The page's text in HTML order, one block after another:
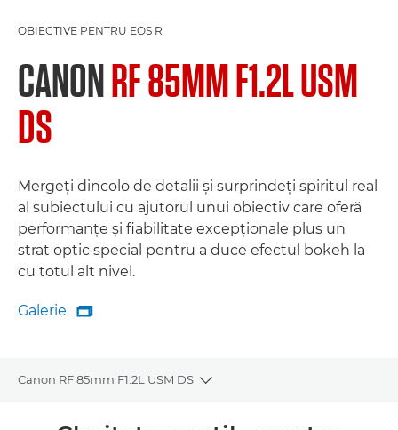
OBIECTIVE PENTRU EOS R
CANONRF 85MM F1.2L USM
DS
Mergeţi dincolo de detalii şi surprindeţi spiritul real
al subiectului cu ajutorul unui obiectiv care oferă
performanţe şi fiabilitate excepţionale plus un
strat optic special pentru a duce efectul bokeh la
cu totul alt nivel.
Galerie
Galerie

Canon RF 85mm F1.2L USM DS
Toggle breadcrumbs
Prezentare generală